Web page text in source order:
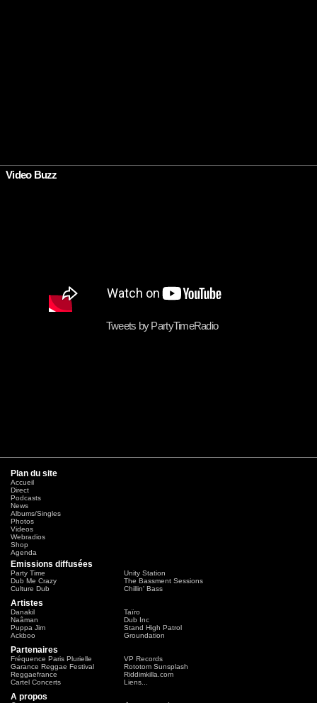
Video Buzz
Tweets by PartyTimeRadio
Plan du site
Accueil
Direct
Podcasts
News
Albums/Singles
Photos
Videos
Webradios
Shop
Agenda
Emissions diffusées
Party Time
Unity Station
Dub Me Crazy
The Bassment Sessions
Culture Dub
Chillin' Bass
Artistes
Danakil
Taïro
Naâman
Dub Inc
Puppa Jim
Stand High Patrol
Ackboo
Groundation
Partenaires
Fréquence Paris Plurielle
VP Records
Garance Reggae Festival
Rototom Sunsplash
Reggaefrance
Riddimkilla.com
Cartel Concerts
Liens...
A propos